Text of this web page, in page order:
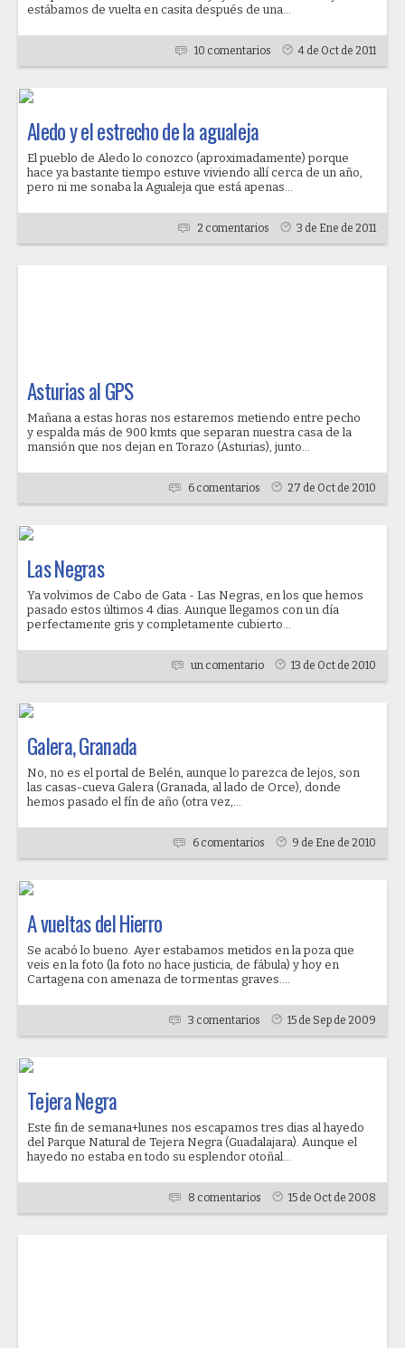
estábamos de vuelta en casita después de una...
10 comentarios 4 de Oct de 2011
Aledo y el estrecho de la agualeja
El pueblo de Aledo lo conozco (aproximadamente) porque
hace ya bastante tiempo estuve viviendo allí cerca de un año,
pero ni me sonaba la Agualeja que está apenas...
2 comentarios 3 de Ene de 2011
Asturias al GPS
Mañana a estas horas nos estaremos metiendo entre pecho
y espalda más de 900 kmts que separan nuestra casa de la
mansión que nos dejan en Torazo (Asturias), junto...
6 comentarios 27 de Oct de 2010
Las Negras
Ya volvimos de Cabo de Gata - Las Negras, en los que hemos
pasado estos últimos 4 dias. Aunque llegamos con un día
perfectamente gris y completamente cubierto...
un comentario 13 de Oct de 2010
Galera, Granada
No, no es el portal de Belén, aunque lo parezca de lejos, son
las casas-cueva Galera (Granada, al lado de Orce), donde
hemos pasado el fín de año (otra vez,...
6 comentarios 9 de Ene de 2010
A vueltas del Hierro
Se acabó lo bueno. Ayer estabamos metidos en la poza que
veis en la foto (la foto no hace justicia, de fábula) y hoy en
Cartagena con amenaza de tormentas graves....
3 comentarios 15 de Sep de 2009
Tejera Negra
Este fin de semana+lunes nos escapamos tres dias al hayedo
del Parque Natural de Tejera Negra (Guadalajara). Aunque el
hayedo no estaba en todo su esplendor otoñal...
8 comentarios 15 de Oct de 2008